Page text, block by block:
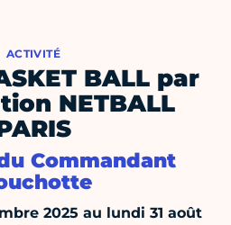
ACTIVITÉ
BALL par
NETBALL
Commandant
2025 au lundi 31 août